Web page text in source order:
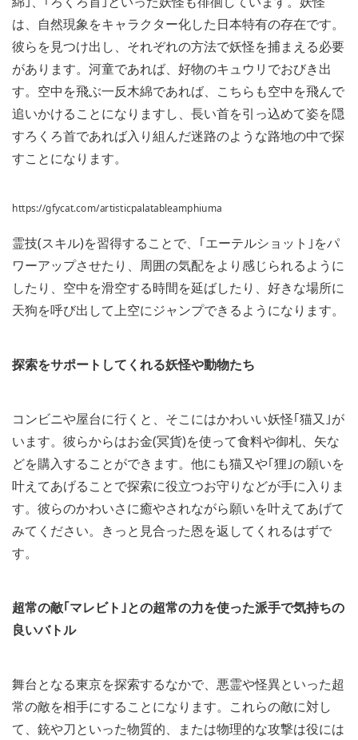
は、自然現象をキャラクター化した日本特有の存在です。
彼らを見つけ出し、それぞれの方法で妖怪を捕まえる必要
があります。河童であれば、好物のキュウリでおびき出
す。空中を飛ぶ一反木綿であれば、こちらも空中を飛んで
追いかけることになりますし、長い首を引っ込めて姿を隠
すろくろ首であれば入り組んだ迷路のような路地の中で探
すことになります。
https://gfycat.com/artisticpalatableamphiuma
霊技(スキル)を習得することで、｢エーテルショット｣をパ
ワーアップさせたり、周囲の気配をより感じられるように
したり、空中を滑空する時間を延ばしたり、好きな場所に
天狗を呼び出して上空にジャンプできるようになります。
探索をサポートしてくれる妖怪や動物たち
コンビニや屋台に行くと、そこにはかわいい妖怪｢猫又｣が
います。彼らからはお金(冥貨)を使って食料や御札、矢な
どを購入することができます。他にも猫又や｢狸｣の願いを
叶えてあげることで探索に役立つお守りなどが手に入りま
す。彼らのかわいさに癒やされながら願いを叶えてあげて
みてください。きっと見合った恩を返してくれるはずで
す。
超常の敵｢マレビト｣との超常の力を使った派手で気持ちの
良いバトル
舞台となる東京を探索するなかで、悪霊や怪異といった超
常の敵を相手にすることになります。これらの敵に対し
て、銃や刀といった物質的、または物理的な攻撃は役には